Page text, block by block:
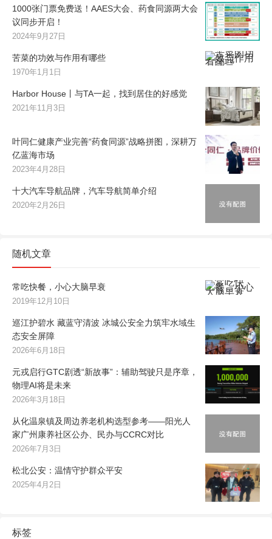
1000张门票免费送！AAES大会、药食同源两大会
议同步开启！
2024年9月27日
苦菜的功效与作用有哪些
1970年1月1日
Harbor House丨与TA一起，找到居住的好感觉
2021年11月3日
叶同仁健康产业完善“药食同源”战略拼图，深耕万
亿蓝海市场
2023年4月28日
十大汽车导航品牌，汽车导航简单介绍
2020年2月26日
随机文章
常吃快餐，小心大脑早衰
2019年12月10日
巡江护碧水 藏蓝守清波 冰城公安全力筑牢水域生
态安全屏障
2026年6月18日
元戎启行GTC剧透“新故事”：辅助驾驶只是序章，
物理AI将是未来
2026年3月18日
从化温泉镇及周边养老机构选型参考——阳光人
家广州康养社区公办、民办与CCRC对比
2026年7月3日
松北公安：温情守护群众平安
2025年4月2日
标签